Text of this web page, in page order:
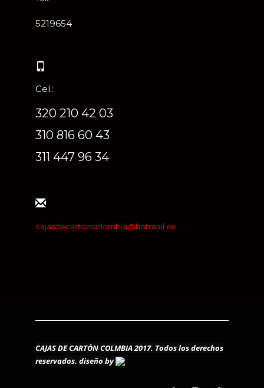
5219654
Cel.:
320 210 42 03
310 816 60 43
311 447 96 34
cajasdecartoncolombia@hotmail.es
CAJAS DE CARTÓN COLMBIA 2017. Todos los derechos
reservados. diseño by